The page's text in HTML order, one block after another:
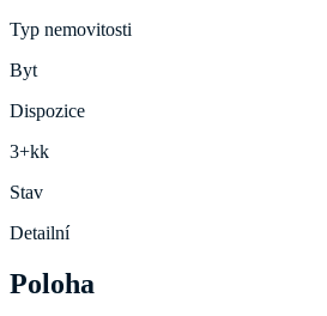
Typ nemovitosti
Byt
Dispozice
3+kk
Stav
Detailní
Poloha